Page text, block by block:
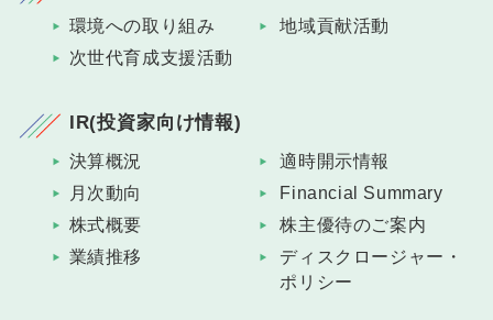
環境への取り組み
地域貢献活動
次世代育成支援活動
IR(投資家向け情報)
決算概況
適時開示情報
月次動向
Financial Summary
株式概要
株主優待のご案内
業績推移
ディスクロージャー・
ポリシー